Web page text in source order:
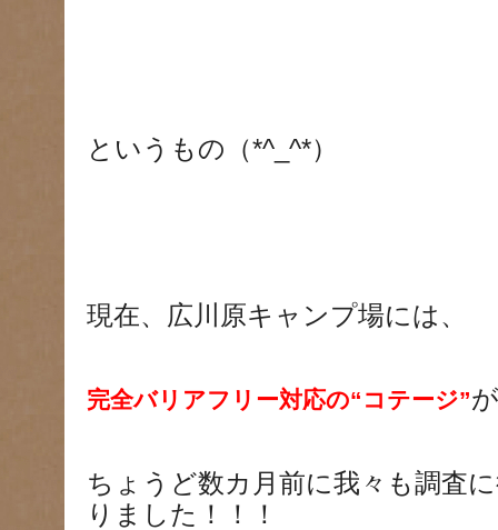
というもの（*^_^*）
現在、広川原キャンプ場には、
完全バリアフリー対応の“コテージ”
ちょうど数カ月前に我々も調査
りました！！！